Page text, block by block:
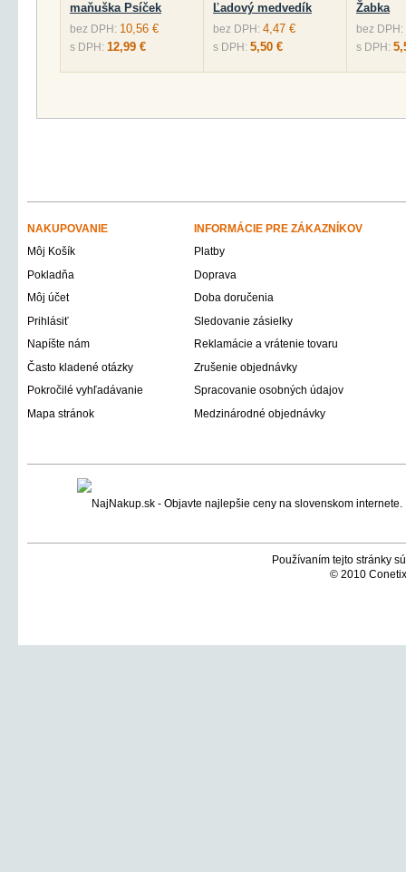
maňuška Psíček
bez DPH: 10,56 €
s DPH: 12,99 €
Ľadový medvedík
bez DPH: 4,47 €
s DPH: 5,50 €
Žabka
bez DPH:
s DPH:
NAKUPOVANIE
INFORMÁCIE PRE ZÁKAZNÍKOV
Môj Košík
Platby
Pokladňa
Doprava
Môj účet
Doba doručenia
Prihlásiť
Sledovanie zásielky
Napíšte nám
Reklamácie a vrátenie tovaru
Často kladené otázky
Zrušenie objednávky
Pokročilé vyhľadávanie
Spracovanie osobných údajov
Mapa stránok
Medzinárodné objednávky
Používaním tejto stránky
© 2010